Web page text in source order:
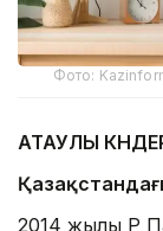
Фото:
АТАУЛЫ
2014 жылы ҚР